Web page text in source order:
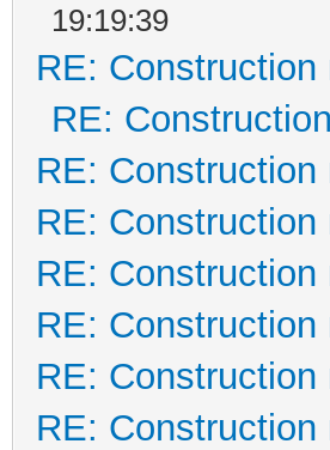
19:19:39
RE:
RE:
RE:
RE:
RE:
RE:
RE:
RE: